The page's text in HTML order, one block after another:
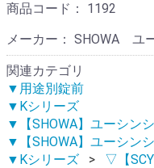
商品コード： 1192
メーカー： SHOWA ユ
関連カテゴリ
▼用途別錠前
▼Kシリーズ
▼【SHOWA】ユーシン
▼【SHOWA】ユーシン
▼Kシリーズ
▽【